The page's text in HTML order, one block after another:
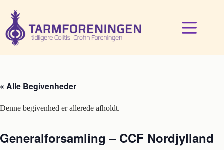
indhold
« Alle Begivenheder
Denne begivenhed er allerede afholdt.
Generalforsamling – CCF Nordjylland